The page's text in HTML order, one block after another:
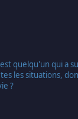
quelqu'un qui a
les situations,
?